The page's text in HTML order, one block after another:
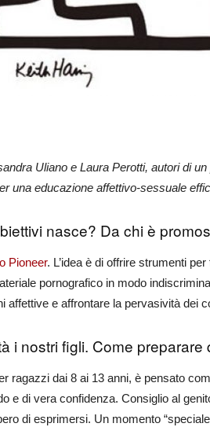
Uliano e Laura Perotti, autori di
una educazione affettivo-sessuale
nasce? Da chi è
Pioneer. L’idea è di offrire strumenti
pornografico in modo
e affrontare la pervasività dei
i nostri figli. Come
ragazzi dai 8 ai 13 anni, è pensato
e di vera confidenza. Consiglio al
di esprimersi. Un momento